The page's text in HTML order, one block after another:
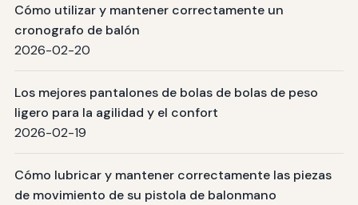
Cómo utilizar y mantener correctamente un
cronografo de balón
2026-02-20
Los mejores pantalones de bolas de bolas de peso
ligero para la agilidad y el confort
2026-02-19
Cómo lubricar y mantener correctamente las piezas
de movimiento de su pistola de balonmano